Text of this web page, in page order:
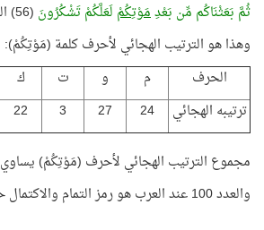
ثُمَّ بَعَثْنَاكُم مِّن بَعْدِمَوْتِكُمْلَعَلَّكُمْ تَشْكُرُونَ (56) البقرة
وهذا هو الترتيب الهجائي لأحرف كلمة (مَوْتِكُمْ):
الحرف
م و ت ك
ترتيبه الهجائي
24
27
3
22
مجموع الترتيب الهجائي لأحرف (مَوْتِكُمْ) يساوي 100 بالتمام والكمال!
والعدد 100 عند العرب هو رمز التمام والاكتمال حيث تُنسب إليه النسب!